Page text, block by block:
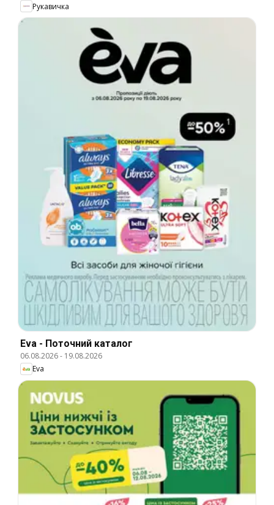
Рукавичка
Eva - Поточний каталог
06.08.2026- 19.08.2026
Eva